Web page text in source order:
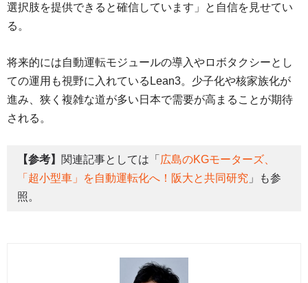
選択肢を提供できると確信しています」と自信を見せてい
る。
将来的には自動運転モジュールの導入やロボタクシーとし
ての運用も視野に入れているLean3。少子化や核家族化が
進み、狭く複雑な道が多い日本で需要が高まることが期待
される。
【参考】 関連記事としては「 広島のKGモーターズ、
「超小型車」を自動運転化へ！阪大と共同研究 」も参
照。